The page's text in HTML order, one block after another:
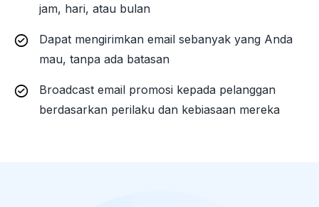
jam, hari, atau bulan
Dapat mengirimkan email sebanyak yang Anda
mau, tanpa ada batasan
Broadcast email promosi kepada pelanggan
berdasarkan perilaku dan kebiasaan mereka